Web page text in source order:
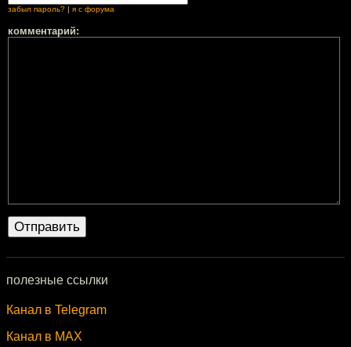
забыл пароль? | я с форума
комментарий:
полезные ссылки
Канал в Telegram
Канал в MAX